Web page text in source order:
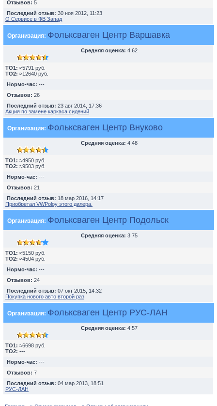
Отзывов: 5
Последний отзыв: 30 ноя 2012, 11:23
О Сервисе в ФВ Запад
Организация: Фольксваген Центр Варшавка
Средняя оценка: 4.62
TO1: ≈5791 руб.
TO2: ≈12640 руб.
Нормо-час: ---
Отзывов: 26
Последний отзыв: 23 авг 2014, 17:36
Акция по замене каркаса сидений
Организация: Фольксваген Центр Внуково
Средняя оценка: 4.48
TO1: ≈4950 руб.
TO2: ≈9503 руб.
Нормо-час: ---
Отзывов: 21
Последний отзыв: 18 мар 2016, 14:17
Приобретал VWPoloу этого дилера.
Организация: Фольксваген Центр Подольск
Средняя оценка: 3.75
TO1: ≈5150 руб.
TO2: ≈4504 руб.
Нормо-час: ---
Отзывов: 24
Последний отзыв: 07 окт 2015, 14:32
Покупка нового авто второй раз
Организация: Фольксваген Центр РУС-ЛАН
Средняя оценка: 4.57
TO1: ≈6698 руб.
TO2: ---
Нормо-час: ---
Отзывов: 7
Последний отзыв: 04 мар 2013, 18:51
РУС-ЛАН